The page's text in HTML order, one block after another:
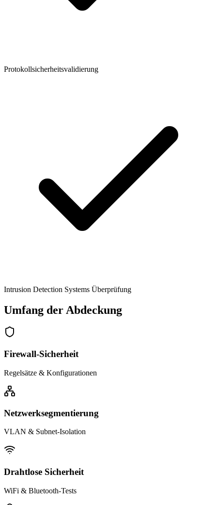
Protokollsicherheitsvalidierung
Intrusion Detection Systems Überprüfung
Umfang der Abdeckung
Firewall-Sicherheit
Regelsätze & Konfigurationen
Netzwerksegmentierung
VLAN & Subnet-Isolation
Drahtlose Sicherheit
WiFi & Bluetooth-Tests